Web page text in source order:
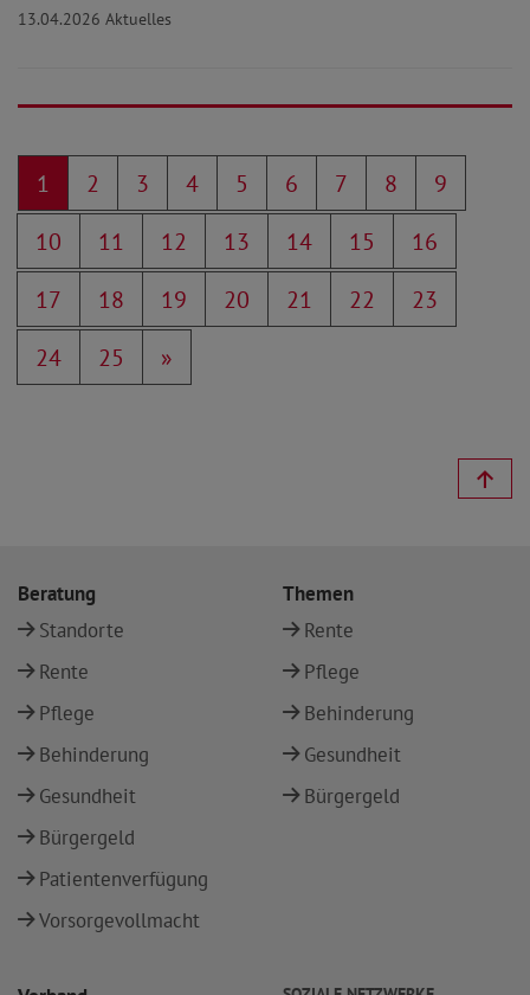
13.04.2026 Aktuelles
1 2 3 4 5 6 7 8
9
10
11 12 13 14 15
16
17
18 19 20 21 22
23
24
25 »
Beratung
Standorte
Rente
Pflege
Behinderung
Gesundheit
Bürgergeld
Patientenverfügung
Vorsorgevollmacht
Themen
Rente
Pflege
Behinderung
Gesundheit
Bürgergeld